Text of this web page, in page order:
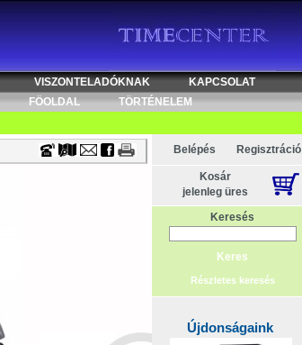
Timecenter
VISZONTELADÓKNAK
KAPCSOLAT
FÖOLDAL TÖRTÉNELEM
Belépés Regisztráció
Kosár
jelenleg üres
Keresés
Részletes keresés
Újdonságaink